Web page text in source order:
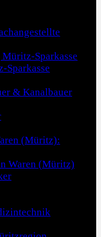
Sparkasse
Sparkasse
& Kanalbauer
(Müritz):
Waren (Müritz)